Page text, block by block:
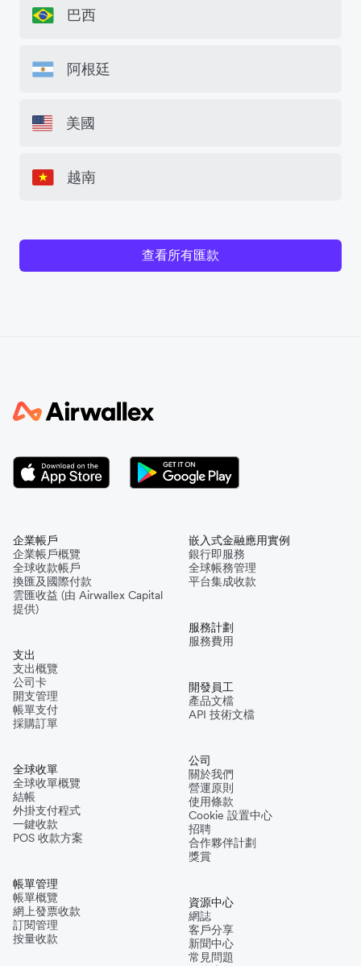
巴西
阿根廷
美國
越南
查看所有匯款
企業帳戶
企業帳戶概覽
全球收款帳戶
換匯及國際付款
雲匯收益 (由 Airwallex Capital
提供)
支出
支出概覽
公司卡
開支管理
帳單支付
採購訂單
全球收單
全球收單概覽
結帳
外掛支付程式
一鍵收款
POS 收款方案
帳單管理
帳單概覽
網上發票收款
訂閱管理
按量收款
嵌入式金融應用實例
銀行即服務
全球帳務管理
平台集成收款
服務計劃
服務費用
開發員工
產品文檔
API 技術文檔
公司
關於我們
營運原則
使用條款
Cookie 設置中心
招聘
合作夥伴計劃
獎賞
資源中心
網誌
客戶分享
新聞中心
常見問題